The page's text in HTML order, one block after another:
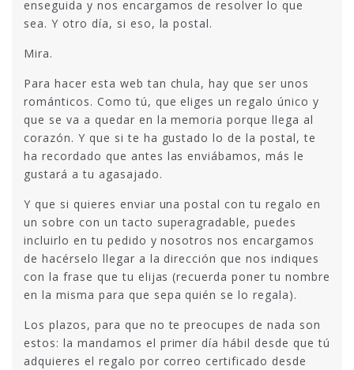
enseguida y nos encargamos de resolver lo que
sea. Y otro día, si eso, la postal.
Mira.
Para hacer esta web tan chula, hay que ser unos
románticos. Como tú, que eliges un regalo único y
que se va a quedar en la memoria porque llega al
corazón. Y que si te ha gustado lo de la postal, te
ha recordado que antes las enviábamos, más le
gustará a tu agasajado.
Y que si quieres enviar una postal con tu regalo en
un sobre con un tacto superagradable, puedes
incluirlo en tu pedido y nosotros nos encargamos
de hacérselo llegar a la dirección que nos indiques
con la frase que tu elijas (recuerda poner tu nombre
en la misma para que sepa quién se lo regala).
Los plazos, para que no te preocupes de nada son
estos: la mandamos el primer día hábil desde que tú
adquieres el regalo por correo certificado desde